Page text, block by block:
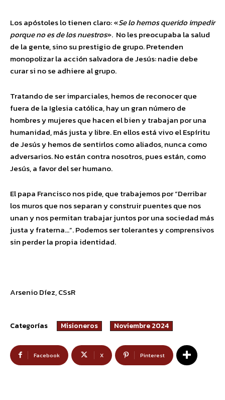
Los apóstoles lo tienen claro: «Se lo hemos querido impedir
porque no es de los nuestros». No les preocupaba la salud
de la gente, sino su prestigio de grupo. Pretenden
monopolizar la acción salvadora de Jesús: nadie debe
curar si no se adhiere al grupo.
Tratando de ser imparciales, hemos de reconocer que
fuera de la Iglesia católica, hay un gran número de
hombres y mujeres que hacen el bien y trabajan por una
humanidad, más justa y libre. En ellos está vivo el Espíritu
de Jesús y hemos de sentirlos como aliados, nunca como
adversarios. No están contra nosotros, pues están, como
Jesús, a favor del ser humano.
El papa Francisco nos pide, que trabajemos por “Derribar
los muros que nos separan y construir puentes que nos
unan y nos permitan trabajar juntos por una sociedad más
justa y fraterna…”. Podemos ser tolerantes y comprensivos
sin perder la propia identidad.
Arsenio Díez, CSsR
Categorías Misioneros Noviembre 2024
Facebook X Pinterest